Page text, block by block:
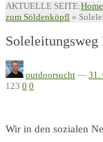
AKTUELLE SEITE:Home
zum Söldenköpfl »
Soleleitungsweg
outdoorsucht — 31.
123 0 0
Wir in den sozialen